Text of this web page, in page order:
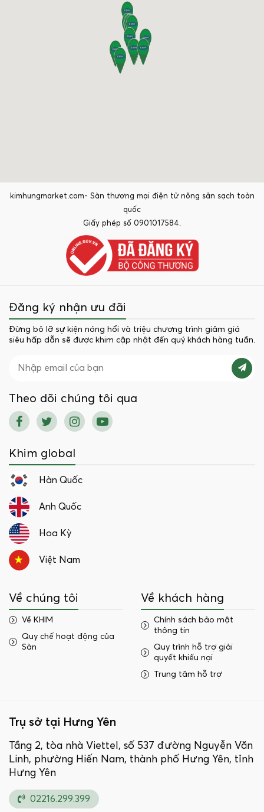
kimhungmarket.com- Sàn thương mại điện tử nông sản sạch toàn
quốc
Giấy phép số 0901017584.
Đăng ký nhận ưu đãi
Đừng bỏ lỡ sự kiện nóng hổi và triệu chương trình giảm giá
siêu hấp dẫn sẽ được khim cập nhật đến quý khách hàng tuần.
Theo dõi chúng tôi qua
Khim global
Hàn Quốc
Anh Quốc
Hoa Kỳ
Việt Nam
Về chúng tôi
Về KHIM
Quy chế hoạt động của
Sàn
Về khách hàng
Chính sách bảo mật
thông tin
Quy trình hỗ trợ giải
quyết khiếu nại
Trung tâm hỗ trợ
Trụ sở tại Hưng Yên
Tầng 2, tòa nhà Viettel, số 537 đường Nguyễn Văn
Linh, phường Hiến Nam, thành phố Hưng Yên, tỉnh
Hưng Yên
02216.299.399